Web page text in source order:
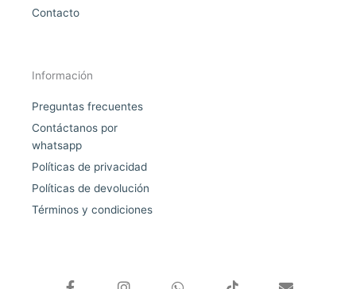
Contacto
Información
Preguntas frecuentes
Contáctanos por
whatsapp
Políticas de privacidad
Políticas de devolución
Términos y condiciones